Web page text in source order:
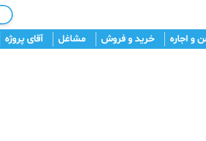
و اجاره خرید و فروش مشاغل آقای پروژه